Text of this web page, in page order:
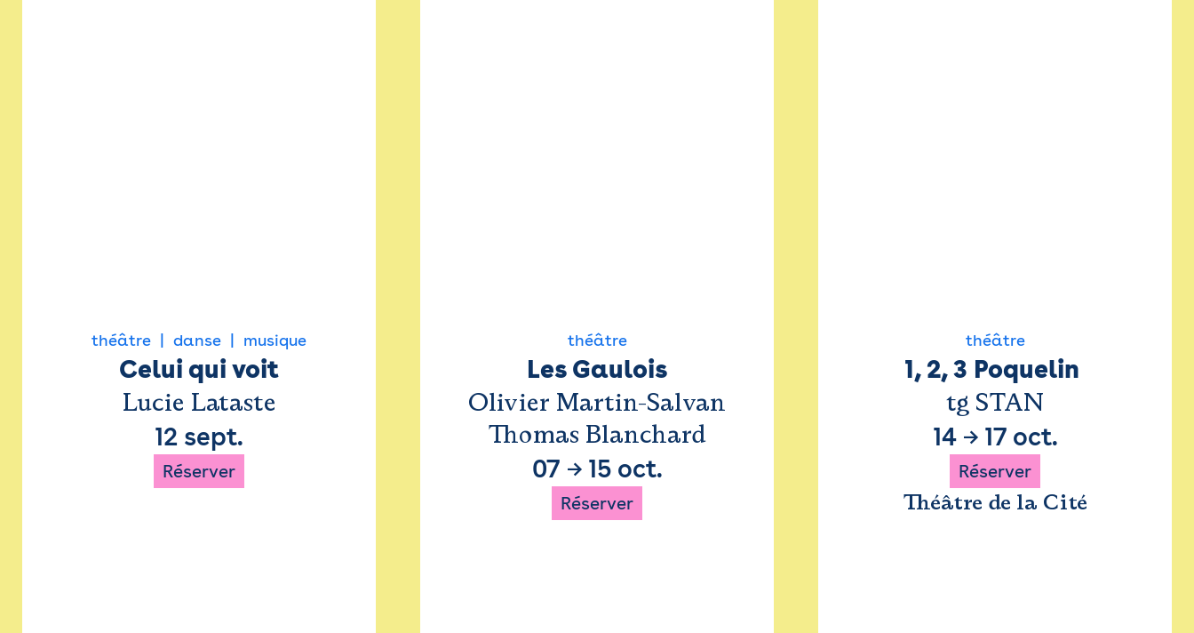
théâtre danse musique
Celui qui voit
Lucie Lataste
12 sept.
Réserver
théâtre
Les Gaulois
Olivier Martin-Salvan
Thomas Blanchard
07 → 15 oct.
Réserver
théâtre
1, 2, 3 Poquelin
tg STAN
14→ 17 oct.
Réserver
Théâtre de la Cité